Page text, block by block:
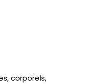
corporels,